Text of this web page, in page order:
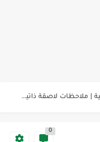
لوازم مدرسية ومكتبية | ملاحظات لاصقة ذاتية على شكل قلب...
0